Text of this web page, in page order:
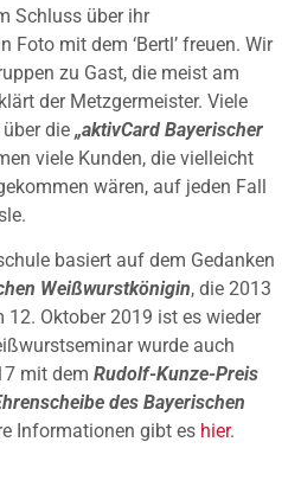
Schluss über ihr
mit dem ‘Bertl’ freuen. Wir
zu Gast, die meist am
der Metzgermeister. Viele
die „aktivCard Bayerischer
viele Kunden, die vielleicht
wären, auf jeden Fall
basiert auf dem Gedanken
Weißwurstkönigin, die 2013
Oktober 2019 ist es wieder
wurde auch
mit dem Rudolf-Kunze-Preis
des Bayerischen
Informationen gibt es hier.